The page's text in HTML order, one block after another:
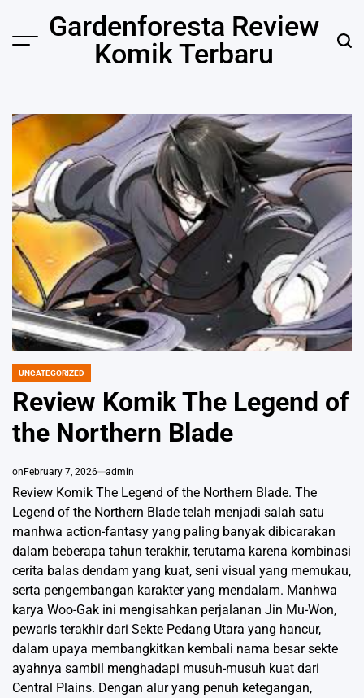
content
Gardenforesta Review
Komik Terbaru
POSTED
UNCATEGORIZED
Review Komik The Legend of
the Northern Blade
onFebruary 7, 2026 admin
Review Komik The Legend of the Northern Blade. The
Legend of the Northern Blade telah menjadi salah satu
manhwa action-fantasy yang paling banyak dibicarakan
dalam beberapa tahun terakhir, terutama karena kombinasi
cerita balas dendam yang kuat, seni visual yang memukau,
serta pengembangan karakter yang mendalam. Manhwa
karya Woo-Gak ini mengisahkan perjalanan Jin Mu-Won,
pewaris terakhir dari Sekte Pedang Utara yang hancur,
dalam upaya membangkitkan kembali nama besar sekte
ayahnya sambil menghadapi musuh-musuh kuat dari
Central Plains. Dengan alur yang penuh ketegangan,